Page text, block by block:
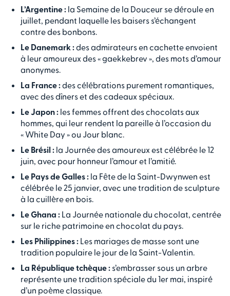
L’Argentine : la Semaine de la Douceur se déroule en
juillet, pendant laquelle les baisers s’échangent
contre des bonbons.
Le Danemark :des admirateurs en cachette envoient
à leur amoureux des « gaekkebrev », des mots d’amour
anonymes.
La France :des célébrations purement romantiques,
avec des dîners et des cadeaux spéciaux.
Le Japon : les femmes offrent des chocolats aux
hommes, qui leur rendent la pareille à l’occasion du
« White Day » ou Jour blanc.
Le Brésil : la Journée des amoureux est célébrée le 12
juin, avec pour honneur l’amour et l’amitié.
Le Pays de Galles : la Fête de la Saint-Dwynwen est
célébrée le 25 janvier, avec une tradition de sculpture
à la cuillère en bois.
Le Ghana : La Journée nationale du chocolat, centrée
sur le riche patrimoine en chocolat du pays.
Les Philippines : Les mariages de masse sont une
tradition populaire le jour de la Saint-Valentin.
La République tchèque : s’embrasser sous un arbre
représente une tradition spéciale du 1er mai, inspiré
d’un poème classique.